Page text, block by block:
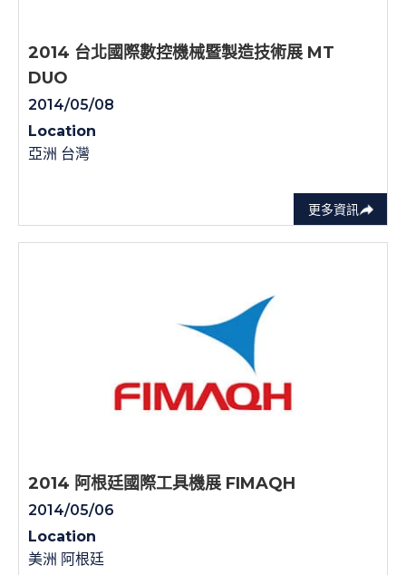
更多資訊
2014 台北國際數控機械暨製造技術展 MT
DUO
2014/05/08
Location
亞洲 台灣
2014 阿根廷國際工具機展 FIMAQH
2014/05/06
Location
美洲 阿根廷